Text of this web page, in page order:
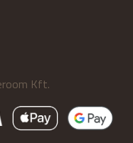
Kft.